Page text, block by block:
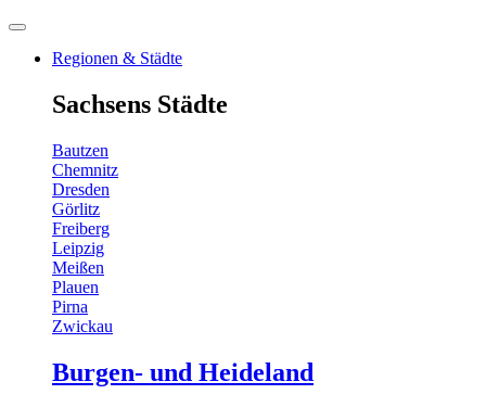
Regionen & Städte
Sachsens Städte
Bautzen
Chemnitz
Dresden
Görlitz
Freiberg
Leipzig
Meißen
Plauen
Pirna
Zwickau
Burgen- und Heideland